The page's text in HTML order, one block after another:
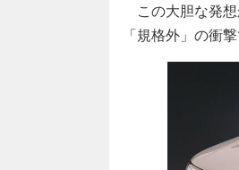
この大胆な発想
「規格外」の衝撃